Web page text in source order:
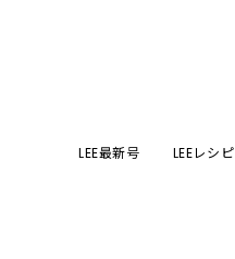
LEE最新号 LEEレシピ